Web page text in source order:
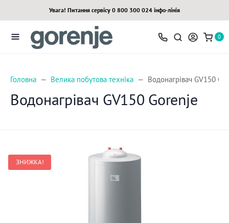
Увага! Питання сервісу 0 800 300 024 інфо-лінія
0
Головна Велика побутова техніка Водонагрівач GV150
Водонагрівач GV150 Gorenje
ЗНИЖКА!